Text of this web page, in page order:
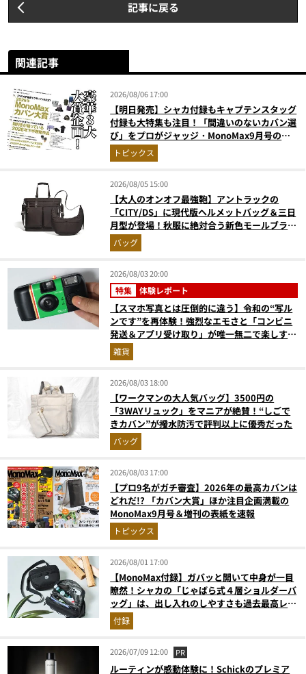
記事に戻る
関連記事
2026/08/06 17:00
【明日発売】シャカ付録もキャプテンスタッグ
付録も大特集も注目！「間違いのないカバン選
び」をプロがジャッジ・MonoMax9月号の目
次を公開
トピックス
2026/08/05 15:00
【大人のオンオフ最強鞄】アントラックの
「CITY/DS」に現代版ヘルメットバッグ＆三日
月型が登場！秋服に絶対合う新色モールブラウ
ンが傑作
バッグ
2026/08/03 20:00
特集 体験レポート
【スマホ写真とは圧倒的に違う】令和の“写ル
ンです”を再体験！強烈なエモさと「コンビニ
発送＆アプリ受け取り」が唯一無二で楽しすぎ
た雑貨
2026/08/03 18:00
【ワークマンの大人気バッグ】3500円の
「3WAYリュック」をマニアが絶賛！“しごで
きカバン”が撥水防汚で評判以上に優秀だった
バッグ
2026/08/03 17:00
【プロ9名がガチ審査】2026年の最高カバンは
どれだ!? 「カバン大賞」ほか注目企画満載の
MonoMax9月号＆増刊の表紙を速報
トピックス
2026/08/01 17:00
【MonoMax付録】ガバッと開いて中身が一目
瞭然！シャカの「じゃばら式４層ショルダーバ
ッグ」は、出し入れのしやすさも過去最高レベ
ルだった！
付録
2026/07/09 12:00 PR
ルーティンが感動体験に！Schickのプレミア